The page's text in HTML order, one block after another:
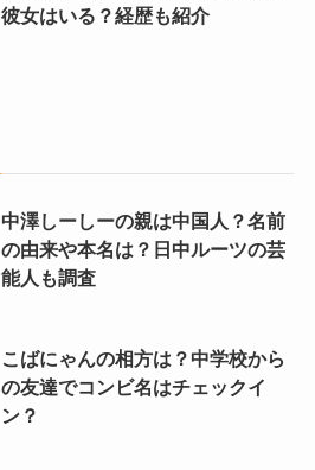
彼女はいる？経歴も紹介
中澤しーしーの親は中国人？名前
の由来や本名は？日中ルーツの芸
能人も調査
こばにゃんの相方は？中学校から
の友達でコンビ名はチェックイ
ン？